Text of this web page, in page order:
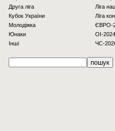
Друга ліга
Кубок України
Молодіжка
Юнаки
Інші
Ліга
Ліга
ЄВРО-
OI-2024
ЧС-